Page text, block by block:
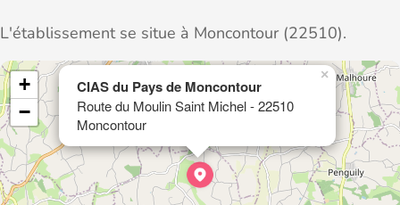
L'établissement se situe à Moncontour (22510).
CIAS du Pays de Moncontour
Route du Moulin Saint Michel - 22510
Moncontour
×
+
−